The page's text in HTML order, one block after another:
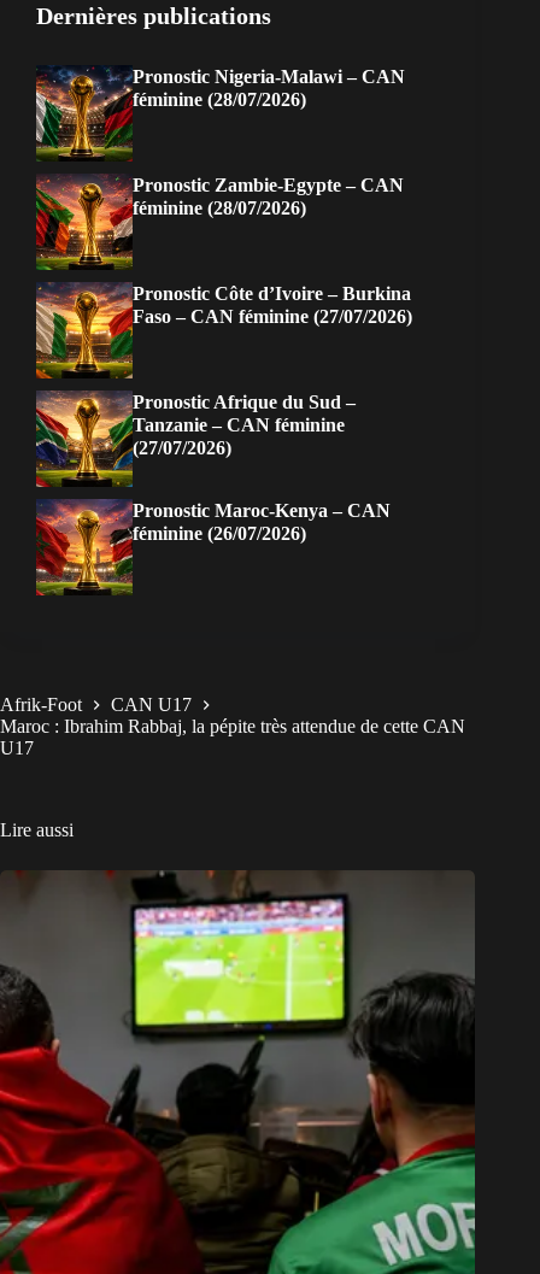
Dernières publications
Pronostic Nigeria-Malawi – CAN
féminine (28/07/2026)
Pronostic Zambie-Egypte – CAN
féminine (28/07/2026)
Pronostic Côte d’Ivoire – Burkina
Faso – CAN féminine (27/07/2026)
Pronostic Afrique du Sud –
Tanzanie – CAN féminine
(27/07/2026)
Pronostic Maroc-Kenya – CAN
féminine (26/07/2026)
Afrik-Foot
CAN U17
Maroc : Ibrahim Rabbaj, la pépite très attendue de cette CAN
U17
Lire aussi